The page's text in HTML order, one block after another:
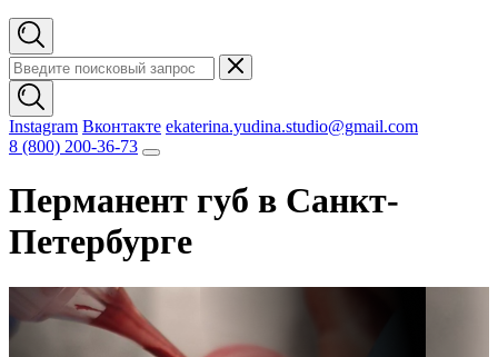
Instagram Вконтакте ekaterina.yudina.studio@gmail.com
8 (800) 200-36-73
Перманент губ в Санкт-
Петербурге